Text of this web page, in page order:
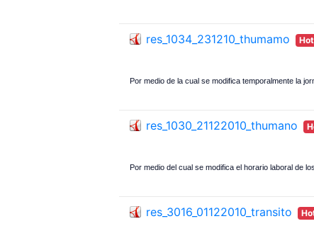
res_1034_231210_thumamo Hot
Por medio de la cual se modifica temporalmente la
res_1030_21122010_thumano
Por medio del cual se modifica el horario laboral de
res_3016_01122010_transito